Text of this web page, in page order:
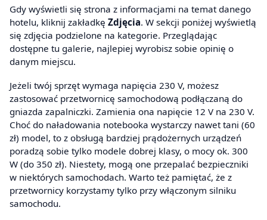
Gdy wyświetli się strona z informacjami na temat danego
hotelu, kliknij zakładkę Zdjęcia. W sekcji poniżej wyświetlą
się zdjęcia podzielone na kategorie. Przeglądając
dostępne tu galerie, najlepiej wyrobisz sobie opinię o
danym miejscu.
Jeżeli twój sprzęt wymaga napięcia 230 V, możesz
zastosować przetwornicę samochodową podłączaną do
gniazda zapalniczki. Zamienia ona napięcie 12 V na 230 V.
Choć do naładowania notebooka wystarczy nawet tani (60
zł) model, to z obsługą bardziej prądożernych urządzeń
poradzą sobie tylko modele dobrej klasy, o mocy ok. 300
W (do 350 zł). Niestety, mogą one przepalać bezpieczniki
w niektórych samochodach. Warto też pamiętać, że z
przetwornicy korzystamy tylko przy włączonym silniku
samochodu.